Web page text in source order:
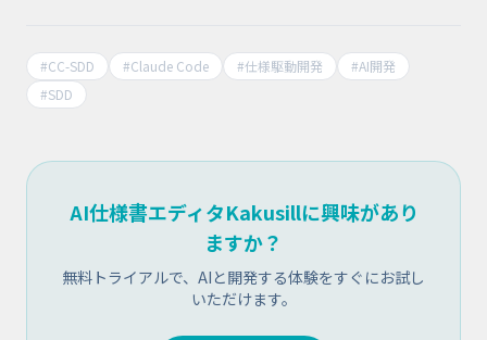
#CC-SDD #Claude Code #仕様駆動開発 #AI開発
#SDD
AI仕様書エディタKakusillに興味があり
ますか？
無料トライアルで、AIと開発する体験をすぐにお試し
いただけます。